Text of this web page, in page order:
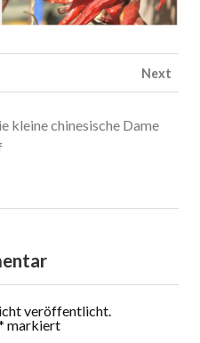
Next
kleine chinesische Dame
veröffentlicht.
markiert